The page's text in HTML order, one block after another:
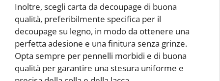
Inoltre, scegli carta da decoupage di buona
qualità, preferibilmente specifica per il
decoupage su legno, in modo da ottenere una
perfetta adesione e una finitura senza grinze.
Opta sempre per pennelli morbidi e di buona
qualità per garantire una stesura uniforme e